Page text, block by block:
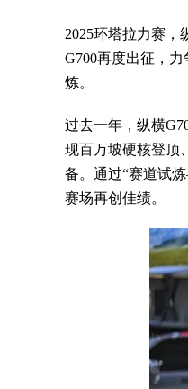
2025环塔拉力赛，
G700再度出征，
炼。
过去一年，纵横
现百万坡硬核登顶
备。通过“赛道试
赛场再创佳绩。